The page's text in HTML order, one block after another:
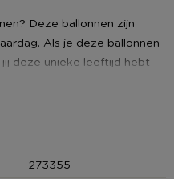
Deze ballonnen zijn
Als je deze ballonnen
deze unieke leeftijd hebt
van rubber en er zitten 9
273355